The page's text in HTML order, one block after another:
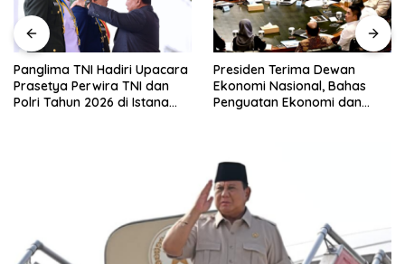
Panglima TNI Hadiri Upacara
Prasetya Perwira TNI dan
Polri Tahun 2026 di Istana
Presiden Terima Dewan
Ekonomi Nasional, Bahas
Penguatan Ekonomi dan